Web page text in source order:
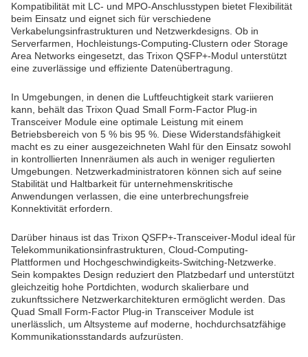
Kompatibilität mit LC- und MPO-Anschlusstypen bietet Flexibilität
beim Einsatz und eignet sich für verschiedene
Verkabelungsinfrastrukturen und Netzwerkdesigns. Ob in
Serverfarmen, Hochleistungs-Computing-Clustern oder Storage
Area Networks eingesetzt, das Trixon QSFP+-Modul unterstützt
eine zuverlässige und effiziente Datenübertragung.
In Umgebungen, in denen die Luftfeuchtigkeit stark variieren
kann, behält das Trixon Quad Small Form-Factor Plug-in
Transceiver Module eine optimale Leistung mit einem
Betriebsbereich von 5 % bis 95 %. Diese Widerstandsfähigkeit
macht es zu einer ausgezeichneten Wahl für den Einsatz sowohl
in kontrollierten Innenräumen als auch in weniger regulierten
Umgebungen. Netzwerkadministratoren können sich auf seine
Stabilität und Haltbarkeit für unternehmenskritische
Anwendungen verlassen, die eine unterbrechungsfreie
Konnektivität erfordern.
Darüber hinaus ist das Trixon QSFP+-Transceiver-Modul ideal für
Telekommunikationsinfrastrukturen, Cloud-Computing-
Plattformen und Hochgeschwindigkeits-Switching-Netzwerke.
Sein kompaktes Design reduziert den Platzbedarf und unterstützt
gleichzeitig hohe Portdichten, wodurch skalierbare und
zukunftssichere Netzwerkarchitekturen ermöglicht werden. Das
Quad Small Form-Factor Plug-in Transceiver Module ist
unerlässlich, um Altsysteme auf moderne, hochdurchsatzfähige
Kommunikationsstandards aufzurüsten.